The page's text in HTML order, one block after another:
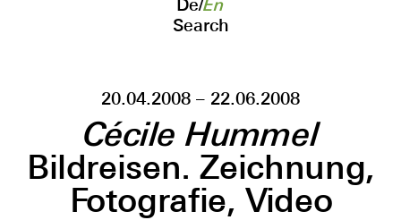
De/En
Search
20.04.2008 – 22.06.2008
Cécile Hummel
Bildreisen. Zeichnung,
Fotografie, Video